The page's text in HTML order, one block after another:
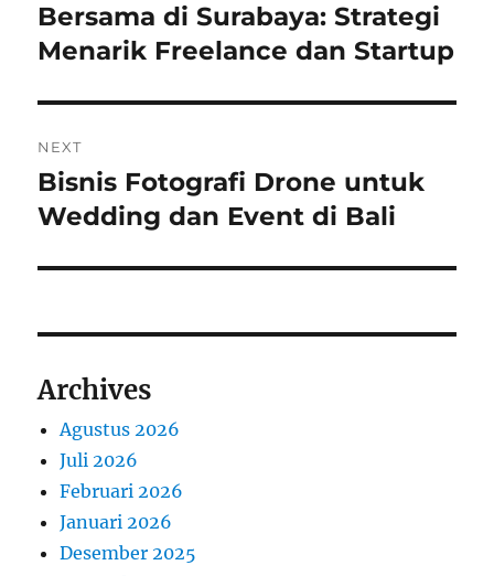
post:
Bersama di Surabaya: Strategi
Menarik Freelance dan Startup
NEXT
Next
post:
Bisnis Fotografi Drone untuk
Wedding dan Event di Bali
Archives
Agustus 2026
Juli 2026
Februari 2026
Januari 2026
Desember 2025